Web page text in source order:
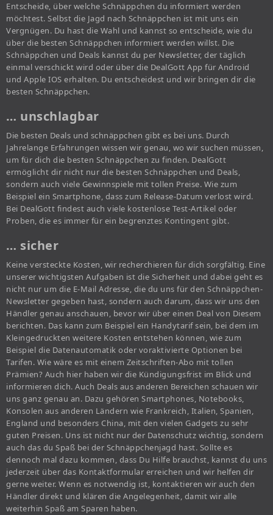
Entscheide, über welche Schnäppchen du informiert werden
möchtest. Selbst die Jagd nach Schnäppchen ist mit uns ein
Vergnügen. Du hast die Wahl und kannst so entscheide, wie du
über die besten Schnäppchen informiert werden willst. Die
Schnäppchen und Deals kannst du per Newsletter, der täglich
einmal verschickt wird oder über die DealGott App für Android
und Apple IOS erhalten. Du entscheidest und wir bringen dir die
besten Schnäppchen.
… unschlagbar
Die besten Deals und schnäppchen gibt es bei uns. Durch
Jahrelange Erfahrungen wissen wir genau, wo wir suchen müssen,
um für dich die besten Schnäppchen zu finden. DealGott
ermöglicht dir nicht nur die besten Schnäppchen und Deals,
sondern auch viele Gewinnspiele mit tollen Preise. Wie zum
Beispiel ein Smartphone, dass zum Release-Datum verlost wird.
Bei DealGott findest auch viele kostenlose Test-Artikel oder
Proben, die es immer für ein begrenztes Kontingent gibt.
… sicher
Keine versteckte Kosten, wir recherchieren für dich sorgfältig. Eine
unserer wichtigsten Aufgaben ist die Sicherheit und dabei geht es
nicht nur um die E-Mail Adresse, die du uns für den Schnäppchen-
Newsletter gegeben hast, sondern auch darum, dass wir uns den
Händler genau anschauen, bevor wir über einen Deal von Diesem
berichten. Das kann zum Beispiel ein Handytarif sein, bei dem im
Kleingedruckten weitere Kosten entstehen können, wie zum
Beispiel die Datenautomatik oder voraktivierte Optionen bei
Tarifen. Wie wäre es mit einem Zeitschriften-Abo mit tollen
Prämien? Auch hier haben wir die Kündigungsfrist im Blick und
informieren dich. Auch Deals aus anderen Bereichen schauen wir
uns ganz genau an. Dazu gehören Smartphones, Notebooks,
Konsolen aus anderen Ländern wie Frankreich, Italien, Spanien,
England und besonders China, mit den vielen Gadgets zu sehr
guten Preisen. Uns ist nicht nur der Datenschutz wichtig, sondern
auch das du Spaß bei der Schnäppchenjagd hast. Sollte es
dennoch mal dazu kommen, dass Du Hilfe brauchst, kannst du uns
jederzeit über das Kontaktformular erreichen und wir helfen dir
gerne weiter. Wenn es notwendig ist, kontaktieren wir auch den
Händler direkt und klären die Angelegenheit, damit wir alle
weiterhin Spaß am Sparen haben.